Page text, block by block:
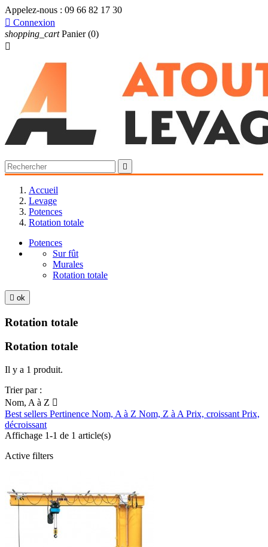
Appelez-nous : 09 66 82 17 30
 Connexion
shopping_cart Panier (0)


Accueil
Levage
Potences
Rotation totale
Potences
Sur fût
Murales
Rotation totale
 ok
Rotation totale
Rotation totale
Il y a 1 produit.
Trier par :
Nom, A à Z 
Best sellers Pertinence Nom, A à Z Nom, Z à A Prix, croissant Prix,
décroissant
Affichage 1-1 de 1 article(s)
Active filters